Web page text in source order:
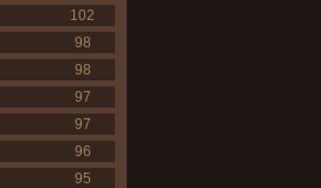
102
98
98
97
97
96
95